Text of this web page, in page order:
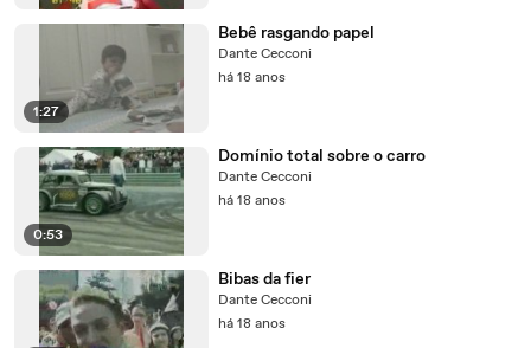
1:27
Bebê rasgando papel
Dante Cecconi
há 18 anos
0:53
Domínio total sobre o carro
Dante Cecconi
há 18 anos
Bibas da fier
Dante Cecconi
há 18 anos